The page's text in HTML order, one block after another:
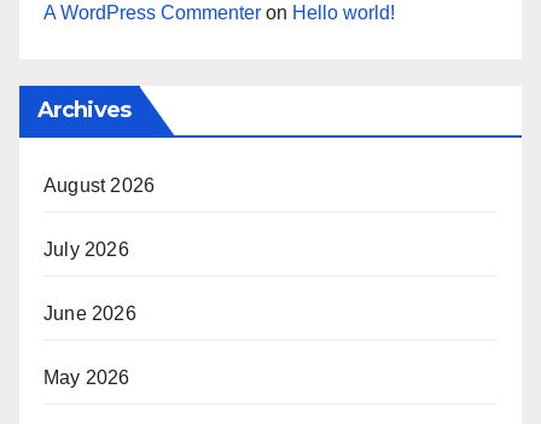
A WordPress Commenter on Hello world!
Archives
August 2026
July 2026
June 2026
May 2026